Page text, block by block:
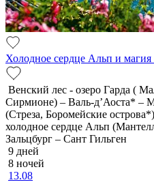
Холодное сердце Альп и магия
Венский лес - озеро Гарда (
Сирмионе) – Валь-д’Аоста* –
(Стреза, Боромейские
холодное сердце Альп
Зальцбург – Сант Гильген
9 дней
8 ночей
13.08